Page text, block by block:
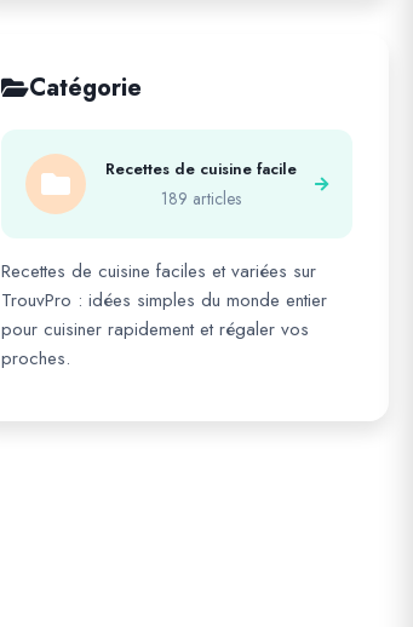
Catégorie
Recettes de cuisine facile
189 articles
Recettes de cuisine faciles et variées sur
TrouvPro : idées simples du monde entier
pour cuisiner rapidement et régaler vos
proches.